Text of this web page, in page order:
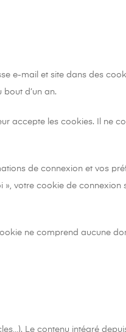
e-mail et site dans des
d’un an.
accepte les cookies. Il ne
de connexion et vos
», votre cookie de
ne comprend aucune
Le contenu intégré